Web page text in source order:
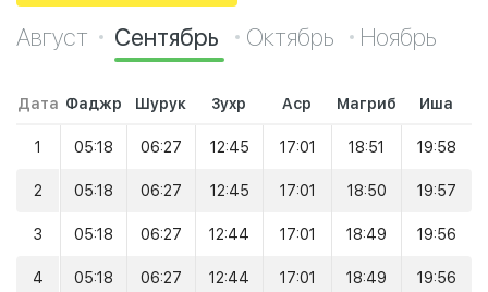
Август Сентябрь Октябрь Ноябрь
Дата Фаджр Шурук Зухр Аср Магриб Иша
1 05:18 06:27 12:45 17:01 18:51 19:58
2 05:18 06:27 12:45 17:01 18:50 19:57
3 05:18 06:27 12:44 17:01 18:49 19:56
4 05:18 06:27 12:44 17:01 18:49 19:56